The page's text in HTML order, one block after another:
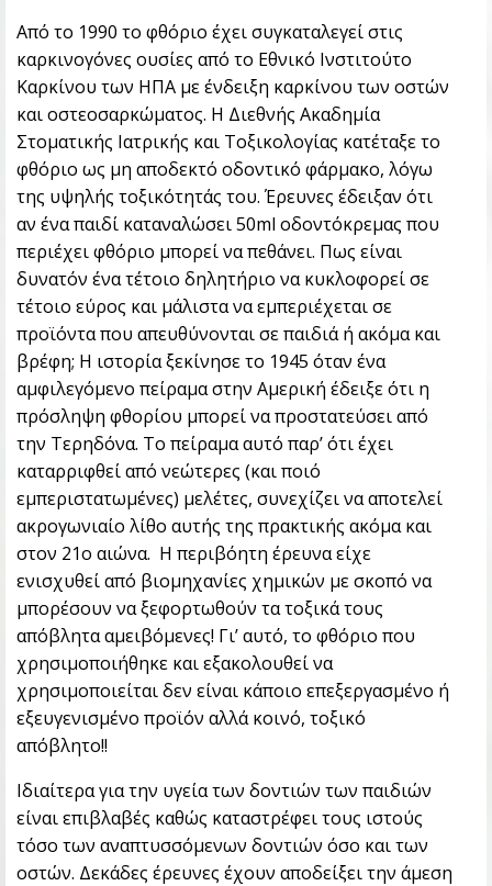
Από το 1990 το φθόριο έχει συγκαταλεγεί στις
καρκινογόνες ουσίες από το Εθνικό Ινστιτούτο
Καρκίνου των ΗΠΑ με ένδειξη καρκίνου των οστών
και οστεοσαρκώματος. Η Διεθνής Ακαδημία
Στοματικής Ιατρικής και Τοξικολογίας κατέταξε το
φθόριο ως μη αποδεκτό οδοντικό φάρμακο, λόγω
της υψηλής τοξικότητάς του. Έρευνες έδειξαν ότι
αν ένα παιδί καταναλώσει 50ml οδοντόκρεμας που
περιέχει φθόριο μπορεί να πεθάνει. Πως είναι
δυνατόν ένα τέτοιο δηλητήριο να κυκλοφορεί σε
τέτοιο εύρος και μάλιστα να εμπεριέχεται σε
προϊόντα που απευθύνονται σε παιδιά ή ακόμα και
βρέφη; Η ιστορία ξεκίνησε το 1945 όταν ένα
αμφιλεγόμενο πείραμα στην Αμερική έδειξε ότι η
πρόσληψη φθορίου μπορεί να προστατεύσει από
την Τερηδόνα. Το πείραμα αυτό παρ’ ότι έχει
καταρριφθεί από νεώτερες (και ποιό
εμπεριστατωμένες) μελέτες, συνεχίζει να αποτελεί
ακρογωνιαίο λίθο αυτής της πρακτικής ακόμα και
στον 21ο αιώνα. Η περιβόητη έρευνα είχε
ενισχυθεί από βιομηχανίες χημικών με σκοπό να
μπορέσουν να ξεφορτωθούν τα τοξικά τους
απόβλητα αμειβόμενες! Γι’ αυτό, το φθόριο που
χρησιμοποιήθηκε και εξακολουθεί να
χρησιμοποιείται δεν είναι κάποιο επεξεργασμένο ή
εξευγενισμένο προϊόν αλλά κοινό, τοξικό
απόβλητο!!
Ιδιαίτερα για την υγεία των δοντιών των παιδιών
είναι επιβλαβές καθώς καταστρέφει τους ιστούς
τόσο των αναπτυσσόμενων δοντιών όσο και των
οστών. Δεκάδες έρευνες έχουν αποδείξει την άμεση